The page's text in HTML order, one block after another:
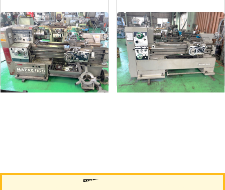
6尺旋盤
メーカー マザック
形 式MK-860S
年 式1989
7尺旋盤
メーカー 山崎
形 式MAZAK-ACE-1000
年 式1976
買取について